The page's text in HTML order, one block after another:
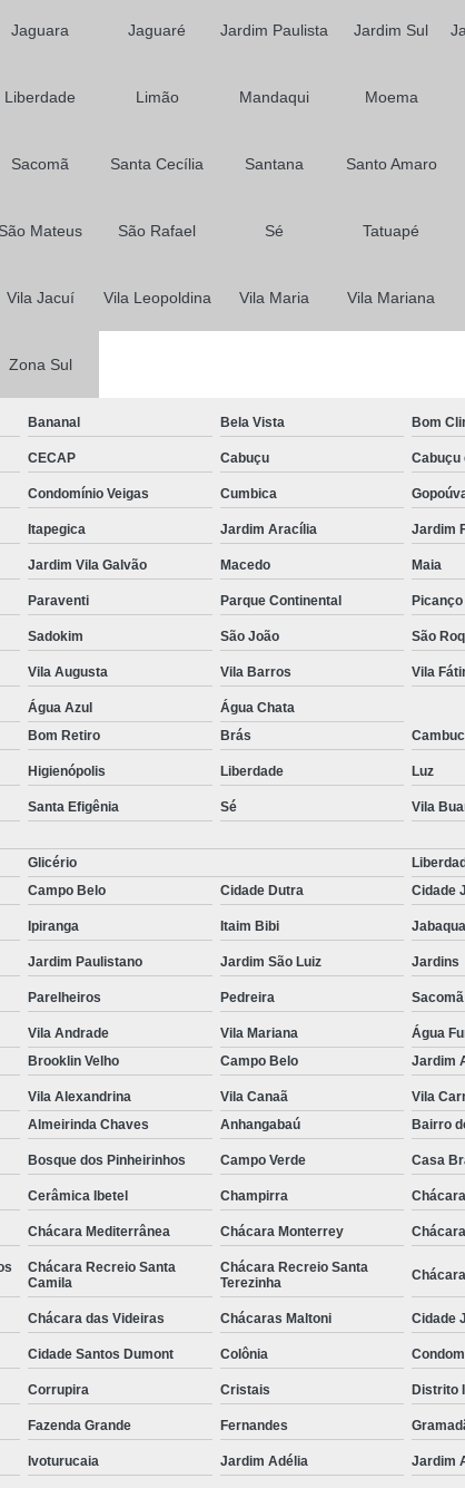
Jaguara Jaguaré Jardim Paulista Jardim Sul
Liberdade Limão Mandaqui Moema
Sacomã Santa Cecília Santana Santo Amaro
São Mateus São Rafael Sé Tatuapé
Vila Jacuí Vila Leopoldina Vila Maria Vila Mariana
Zona Sul
Bananal Bela Vista Bom
CECAP Cabuçu Cabuçu
Condomínio Veigas Cumbica
Itapegica Jardim Aracília Jardim
Jardim Vila Galvão Macedo Maia
Paraventi Parque Continental Picanço
Sadokim São João São
Vila Augusta Vila Barros Vila
Água Azul
Água Chata
Bom Retiro Brás
Higienópolis Liberdade Luz
Santa Efigênia Sé
Vila
Glicério
Campo Belo Cidade Dutra Cidade
Ipiranga Itaim Bibi
Jardim Paulistano Jardim São Luiz Jardins
Parelheiros Pedreira Sacomã
Vila Andrade Vila Mariana
Água
Brooklin Velho Campo Belo Jardim
Vila Alexandrina Vila Canaã Vila
Almeirinda Chaves Anhangabaú Bairro
Bosque dos Pinheirinhos Campo Verde Casa
Cerâmica Ibetel Champirra
Chácara Mediterrânea Chácara Monterrey
Chácara Recreio Santa
Camila
Chácara Recreio Santa
Terezinha
Chácara das Videiras Chácaras Maltoni Cidade
Cidade Santos Dumont Colônia
Corrupira Cristais Distrito
Fazenda Grande Fernandes
Ivoturucaia Jardim Adélia Jardim